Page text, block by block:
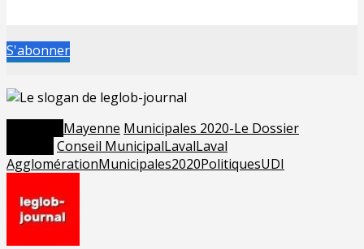
S'abonner
Mayenne Municipales 2020-Le Dossier
Conseil MunicipalLavalLaval
AgglomérationMunicipales2020PolitiquesUDI